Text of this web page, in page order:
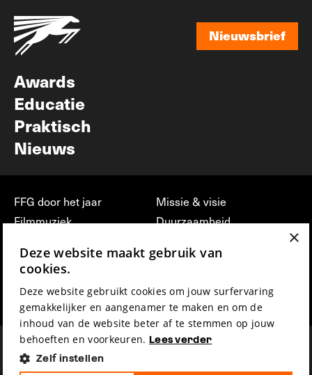
Nieuwsbrief
Awards
Educatie
Praktisch
Nieuws
FFG door het jaar
Filmmuziek
Press & Industry
Film Fest Friends
Missie & visie
Duurzaamheid
vrijwilligerswerk bij FFG
Privacy & Disclaimer
×
Deze website maakt gebruik van
cookies.
Deze website gebruikt cookies om jouw surfervaring
gemakkelijker en aangenamer te maken en om de
inhoud van de website beter af te stemmen op jouw
behoeften en voorkeuren. Lees verder
Zelf instellen